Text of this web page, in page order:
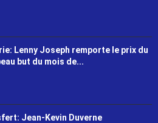
Lenny Joseph remporte le prix du
but du mois de...
Jean-Kevin Duverne